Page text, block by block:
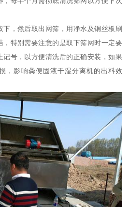
，然后取出网筛，用净水及铜丝板刷
，特别需要注意的是取下筛网时一定要
记号，以方便清洗后的正确安装，如果
，影响粪便固液干湿分离机的出料效